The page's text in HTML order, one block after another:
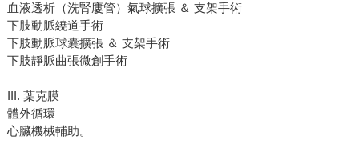
血液透析（洗腎廔管）氣球擴張 ＆ 支架手術
下肢動脈繞道手術
下肢動脈球囊擴張 ＆ 支架手術
下肢靜脈曲張微創手術
III. 葉克膜
體外循環
心臟機械輔助。